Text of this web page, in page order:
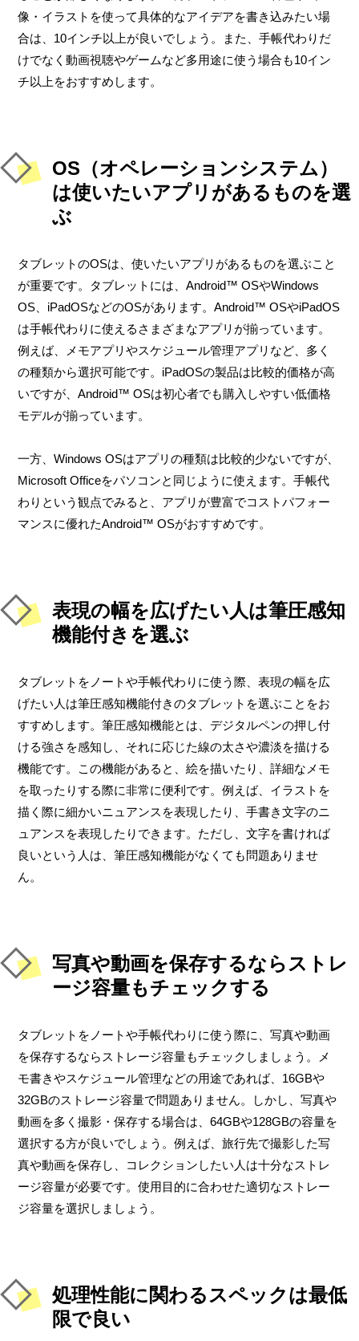
像・イラストを使って具体的なアイデアを書き込みたい場
合は、10インチ以上が良いでしょう。また、手帳代わりだ
けでなく動画視聴やゲームなど多用途に使う場合も10イン
チ以上をおすすめします。
OS（オペレーションシステム）
は使いたいアプリがあるものを選
ぶ
タブレットのOSは、使いたいアプリがあるものを選ぶこと
が重要です。タブレットには、Android™ OSやWindows
OS、iPadOSなどのOSがあります。Android™ OSやiPadOS
は手帳代わりに使えるさまざまなアプリが揃っています。
例えば、メモアプリやスケジュール管理アプリなど、多く
の種類から選択可能です。iPadOSの製品は比較的価格が高
いですが、Android™ OSは初心者でも購入しやすい低価格
モデルが揃っています。
一方、Windows OSはアプリの種類は比較的少ないですが、
Microsoft Officeをパソコンと同じように使えます。手帳代
わりという観点でみると、アプリが豊富でコストパフォー
マンスに優れたAndroid™ OSがおすすめです。
表現の幅を広げたい人は筆圧感知
機能付きを選ぶ
タブレットをノートや手帳代わりに使う際、表現の幅を広
げたい人は筆圧感知機能付きのタブレットを選ぶことをお
すすめします。筆圧感知機能とは、デジタルペンの押し付
ける強さを感知し、それに応じた線の太さや濃淡を描ける
機能です。この機能があると、絵を描いたり、詳細なメモ
を取ったりする際に非常に便利です。例えば、イラストを
描く際に細かいニュアンスを表現したり、手書き文字のニ
ュアンスを表現したりできます。ただし、文字を書ければ
良いという人は、筆圧感知機能がなくても問題ありませ
ん。
写真や動画を保存するならストレ
ージ容量もチェックする
タブレットをノートや手帳代わりに使う際に、写真や動画
を保存するならストレージ容量もチェックしましょう。メ
モ書きやスケジュール管理などの用途であれば、16GBや
32GBのストレージ容量で問題ありません。しかし、写真や
動画を多く撮影・保存する場合は、64GBや128GBの容量を
選択する方が良いでしょう。例えば、旅行先で撮影した写
真や動画を保存し、コレクションしたい人は十分なストレ
ージ容量が必要です。使用目的に合わせた適切なストレー
ジ容量を選択しましょう。
処理性能に関わるスペックは最低
限で良い